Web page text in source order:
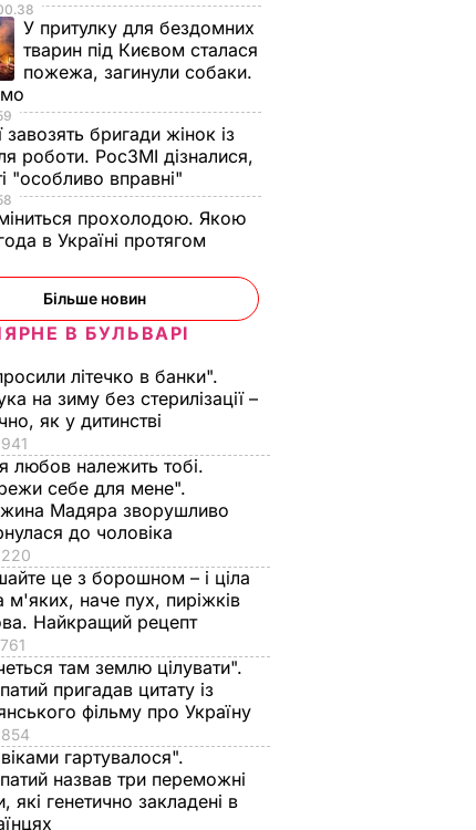
У притулку для бездомних
тварин під Києвом сталася
пожежа, загинули собаки.
завозять бригади жінок із
роботи. РосЗМІ дізналися,
"особливо вправні"
прохолодою. Якою
в Україні протягом
Більше новин
В БУЛЬВАРІ
літечко в банки".
на зиму без стерилізації –
як у дитинстві
любов належить тобі.
себе для мене".
Мадяра зворушливо
до чоловіка
це з борошном – і ціла
м'яких, наче пух, пиріжків
Найкращий рецепт
там землю цілувати".
пригадав цитату із
фільму про Україну
гартувалося".
назвав три переможні
які генетично закладені в